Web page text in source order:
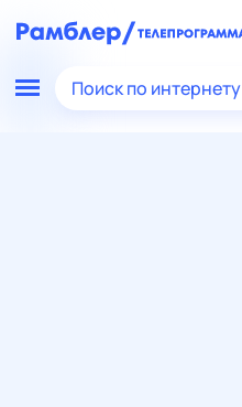
Поиск по интернету